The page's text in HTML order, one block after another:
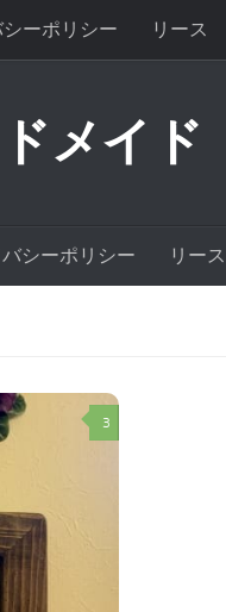
ーポリシー リース
メイド
シーポリシー リース
3